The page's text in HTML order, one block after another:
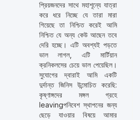
প্রিয়জনদের সাথে মহাশূন্যে যাত্রা
করে ধরে নিচ্ছে যে তারা মারা
গিয়েছে তা নিশ্চিত করেই আমি
নিশ্চিত যে অন্য কেউ আছেন তবে
দেরি হচ্ছে। এটি অবশ্যই পড়তে
ভাল লাগল, এটি মার্টিয়ান
ক্রনিকলসের চেয়ে ভাল পেয়েছিল।
সুযোগের দ্বারাই আমি একটি
দুর্দান্ত জিনিস উন্মোচিত করেছি:
কৃষ্ণাঙ্গদের মঙ্গল গ্রহে
leavingপনিবেশ স্থাপনের জন্য
ছেড়ে যাওয়ার বিষয়ে আমার